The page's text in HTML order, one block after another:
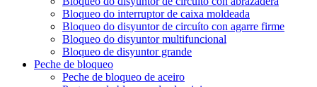
Bloqueo do interruptor de caixa moldeada
Bloqueo do disyuntor de circuíto con agarre firme
Bloqueo do disyuntor multifuncional
Bloqueo de disyuntor grande
Peche de bloqueo
Peche de bloqueo de aceiro